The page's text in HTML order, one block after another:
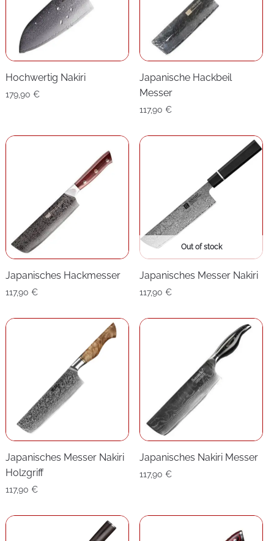
Hochwertig Nakiri
179,90 €
Japanische Hackbeil
Messer
117,90€
Japanisches Hackmesser
117,90 €
Out of stock
Japanisches Messer Nakiri
117,90€
Japanisches Messer Nakiri
Holzgriff
117,90 €
Japanisches Nakiri Messer
117,90€